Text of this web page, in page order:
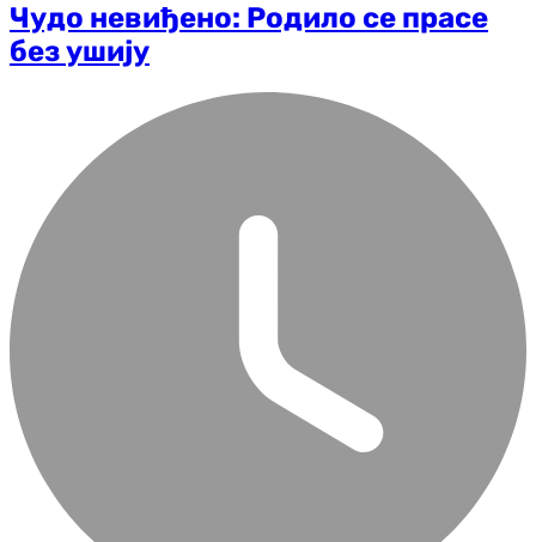
Чудо невиђено: Родило се прасе
без ушију